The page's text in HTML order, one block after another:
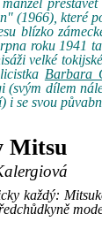
(1966), které
blízko
roku 1941
velké
Barbara
(svým dílem
i se svou
Mitsu
každý: